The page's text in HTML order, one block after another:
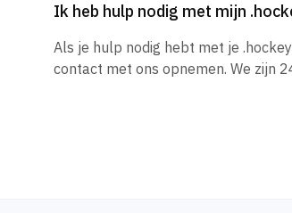
Ik heb hulp nodig met mijn
Als je hulp nodig hebt met je
contact met ons opnemen. We zijn